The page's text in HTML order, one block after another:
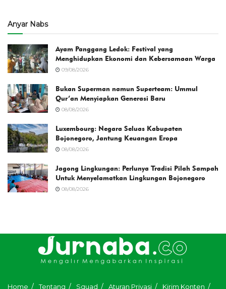
Anyar Nabs
Ayam Panggang Ledok: Festival yang
Menghidupkan Ekonomi dan Kebersamaan Warga
09/08/2026
Bukan Superman namun Superteam: Ummul
Qur’an Menyiapkan Generasi Baru
08/08/2026
Luxembourg: Negara Seluas Kabupaten
Bojonegoro, Jantung Keuangan Eropa
08/08/2026
Jagong Lingkungan: Perlunya Tradisi Pilah Sampah
Untuk Menyelamatkan Lingkungan Bojonegoro
08/08/2026
Home Tentang Squad Aturan Privasi Kirim Konten